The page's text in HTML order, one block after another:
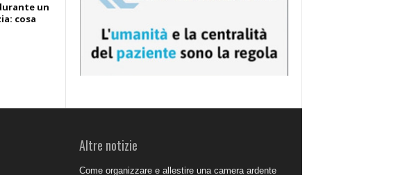
un
cosa
Altre notizie
Come organizzare e allestire una camera ardente